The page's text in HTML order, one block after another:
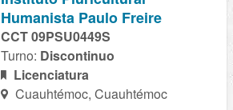
Humanista Paulo Freire
CCT 09PSU0449S
Turno: Discontinuo
Licenciatura
Cuauhtémoc, Cuauhtémoc